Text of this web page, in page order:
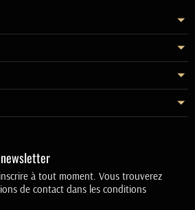
à tout moment. Vous trouverez
de contact dans les conditions